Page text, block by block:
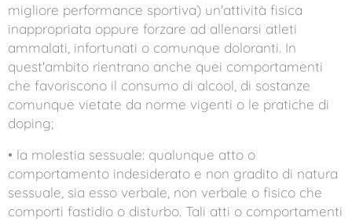
migliore performance sportiva) un'attività fisica
inappropriata oppure forzare ad allenarsi atleti
ammalati, infortunati o comunque doloranti. In
quest'ambito rientrano anche quei comportamenti
che favoriscono il consumo di alcool, di sostanze
comunque vietate da norme vigenti o le pratiche di
doping;
• la molestia sessuale: qualunque atto o
comportamento indesiderato e non gradito di natura
sessuale, sia esso verbale, non verbale o fisico che
comporti fastidio o disturbo. Tali atti o comportamenti